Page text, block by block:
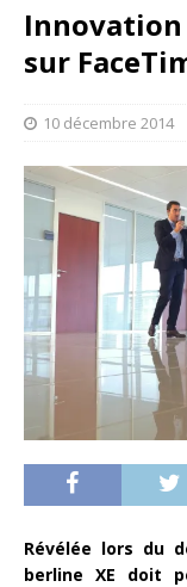
Innovation
sur
10 décembre 2014
Révélée lors du
berline XE doit